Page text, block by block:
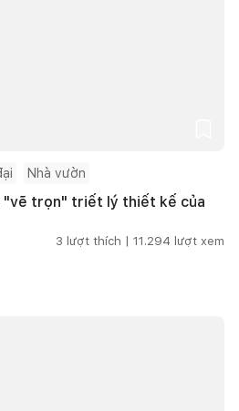
Nhà vườn
"vẽ trọn" triết lý thiết kế của
3 lượt thích | 11.294 lượt xem